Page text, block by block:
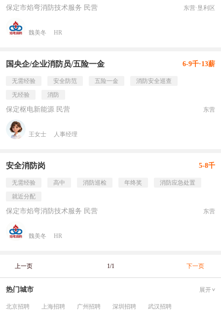
保定市焰弯消防技术服务 民营 东营·垦利区
魏美冬 HR
国央企/企业消防员/五险一金 6-9千·13薪
无需经验 安全防范 五险一金
消防安全巡查
无经验
消防
保定枢电新能源 民营 东营
王女士 人事经理
安全消防岗 5-8千
无需经验 高中 消防巡检 年终奖
消防应急处置
就近分配
保定市焰弯消防技术服务 民营 东营
魏美冬 HR
上一页 1/1 下一页
热门城市 展开
北京招聘 上海招聘 广州招聘 深圳招聘 武汉招聘